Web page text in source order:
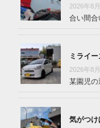
2026年8
合い間合
ミライ
2026年8
某園児の
気がつけ